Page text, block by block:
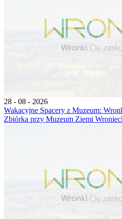
28 - 08 - 2026
Wakacyjne Spacery z Muzeum:
Zbiórka przy Muzeum Ziemi